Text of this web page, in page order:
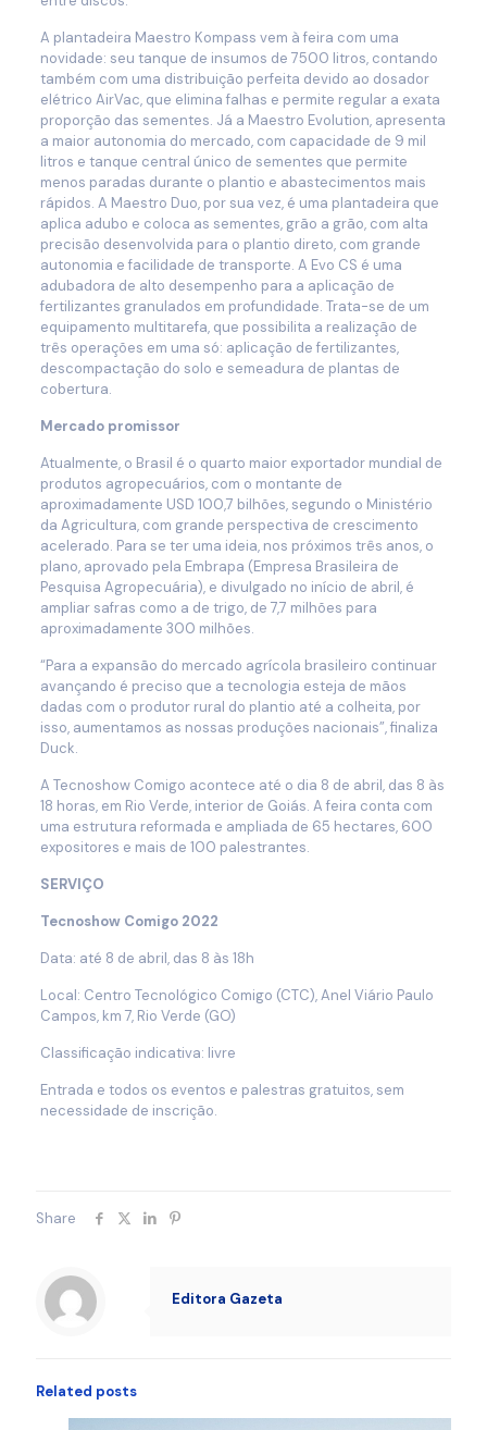
A plantadeira Maestro Kompass vem à feira com uma
novidade: seu tanque de insumos de 7500 litros, contando
também com uma distribuição perfeita devido ao dosador
elétrico AirVac, que elimina falhas e permite regular a exata
proporção das sementes. Já a Maestro Evolution, apresenta
a maior autonomia do mercado, com capacidade de 9 mil
litros e tanque central único de sementes que permite
menos paradas durante o plantio e abastecimentos mais
rápidos. A Maestro Duo, por sua vez, é uma plantadeira que
aplica adubo e coloca as sementes, grão a grão, com alta
precisão desenvolvida para o plantio direto, com grande
autonomia e facilidade de transporte. A Evo CS é uma
adubadora de alto desempenho para a aplicação de
fertilizantes granulados em profundidade. Trata-se de um
equipamento multitarefa, que possibilita a realização de
três operações em uma só: aplicação de fertilizantes,
descompactação do solo e semeadura de plantas de
cobertura.
Mercado promissor
Atualmente, o Brasil é o quarto maior exportador mundial de
produtos agropecuários, com o montante de
aproximadamente USD 100,7 bilhões, segundo o Ministério
da Agricultura, com grande perspectiva de crescimento
acelerado. Para se ter uma ideia, nos próximos três anos, o
plano, aprovado pela Embrapa (Empresa Brasileira de
Pesquisa Agropecuária), e divulgado no início de abril, é
ampliar safras como a de trigo, de 7,7 milhões para
aproximadamente 300 milhões.
“Para a expansão do mercado agrícola brasileiro continuar
avançando é preciso que a tecnologia esteja de mãos
dadas com o produtor rural do plantio até a colheita, por
isso, aumentamos as nossas produções nacionais”, finaliza
Duck.
A Tecnoshow Comigo acontece até o dia 8 de abril, das 8 às
18 horas, em Rio Verde, interior de Goiás. A feira conta com
uma estrutura reformada e ampliada de 65 hectares, 600
expositores e mais de 100 palestrantes.
SERVIÇO
Tecnoshow Comigo 2022
Data: até 8 de abril, das 8 às 18h
Local: Centro Tecnológico Comigo (CTC), Anel Viário Paulo
Campos, km 7, Rio Verde (GO)
Classificação indicativa: livre
Entrada e todos os eventos e palestras gratuitos, sem
necessidade de inscrição.
Share
Editora Gazeta
Related posts